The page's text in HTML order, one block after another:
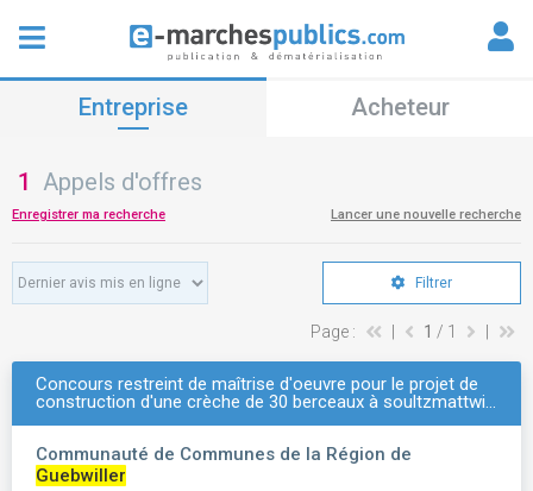
Entreprise Acheteur
1 Appels d'offres
Enregistrer ma recherche Lancer une nouvelle recherche
Filtrer
Page : 1 / 1
Concours restreint de maîtrise d'oeuvre pour le projet de
construction d'une crèche de 30 berceaux à soultzmattwi…
Communauté de Communes de la Région de
Guebwiller